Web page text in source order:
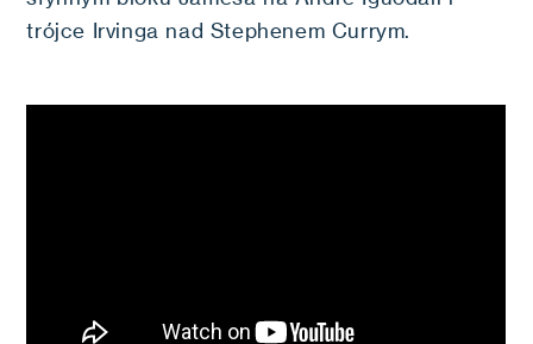
trójce Irvinga nad Stephenem Currym.